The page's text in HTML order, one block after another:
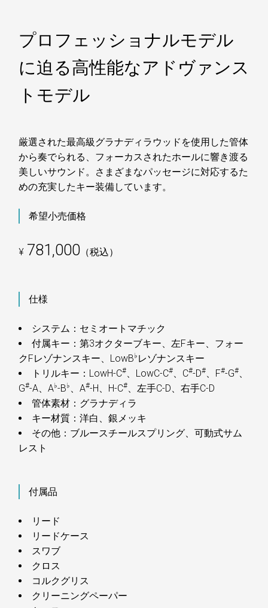
プロフェッショナルモデル
に迫る高性能なアドヴァンス
トモデル
厳選された最高級グラナディラウッドを使用した管体
から奏でられる、フォーカスされたホールに響き渡る
美しいサウンド。さまざまなパッセージに対応するた
めの充実したキー装備しています。
希望小売価格
¥ 781,000 （税込）
仕様
システム：セミオートマチック
付属キー：第3オクターブキー、左Fキー、フォー
クFレゾナンスキー、LowB♭ レゾナンスキー
トリルキー：LowH-C#、LowC-C#、C#-D#、F#-G#、
G#-A、A♭-B♭ 、A#-H、H-C#、左手C-D、右手C-D
管体素材：グラナディラ
キー材質：洋白、銀メッキ
その他：ブルースチールスプリング、可動式サム
レスト
付属品
リード
リードケース
スワブ
クロス
コルクグリス
クリーニングペーパー